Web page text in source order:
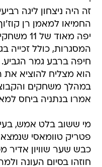
זה היה ניצחון ליגה
החמיאו למאמן רן
יפה
המסגרות, כולל זכייה
חיפה ברבע גמר הגביע.
הוא מצליח להוציא את
במהלך משחקים
אמרו בנתניה ביחס
מי ששוב בלט אמש,
פטריק טוומאסי
כבש שער שוויון אדיר
חוזהו בסיום העונה